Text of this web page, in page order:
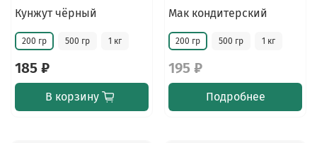
Кунжут чёрный
200 гр 500 гр 1 кг
185 ₽
В корзину
Мак кондитерский
200 гр 500 гр 1 кг
195 ₽
Подробнее